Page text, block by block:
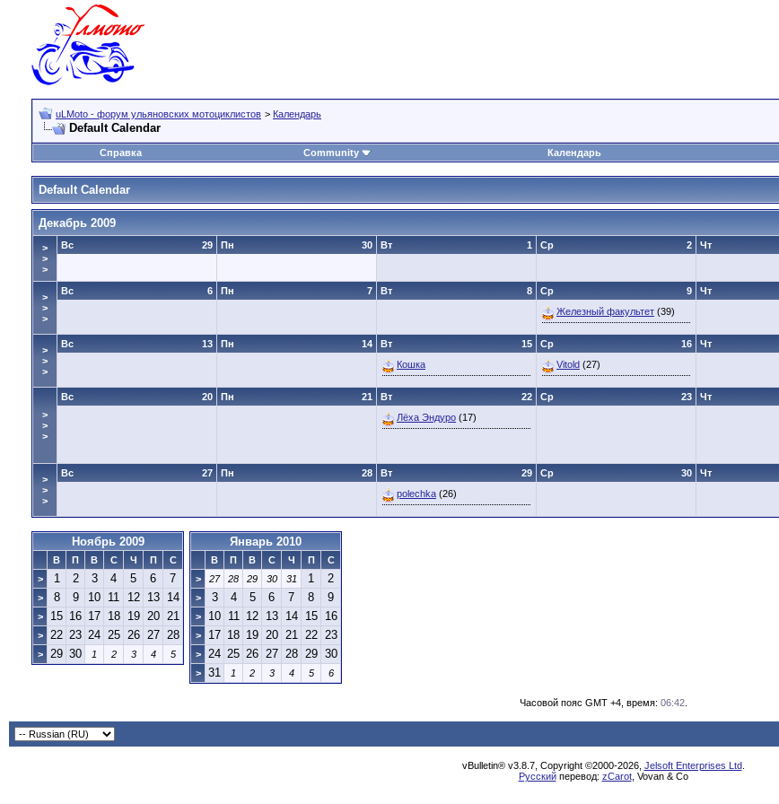
uLMoto - форум ульяновских мотоциклистов > Календарь
Default Calendar
Справка
Community Календарь
Default Calendar
Декабрь 2009
>
>
>
29
Вс 30
Пн 1
Вт 2
Ср Чт
>
>
>
6
Вс 7
Пн 8
Вт 9
Ср
Железный факультет (39)
Чт
>
>
>
13
Вс 14
Пн 15
Вт
Кошка
16
Ср
Vitold (27)
Чт
>
>
>
20
Вс 21
Пн 22
Вт
Лёха Эндуро (17)
23
Ср Чт
>
>
>
27
Вс 28
Пн 29
Вт
polechka (26)
30
Ср Чт
Ноябрь 2009
В П В С Ч П
С
>
1 2 3 4 5 6 7
> 8 9 10 11 12 13 14
> 15 16 17 18 19 20 21
> 22 23 24 25 26 27 28
> 29 30 1 2 3 4 5
Январь 2010
В П В С Ч П
С
>
27 28 29 30 31 1 2
> 3 4 5 6 7 8 9
> 10 11 12 13 14 15 16
> 17 18 19 20 21 22 23
> 24 25 26 27 28 29 30
> 31 1 2 3 4 5 6
Часовой пояс GMT +4, время: 06:42.
vBulletin® v3.8.7, Copyright ©2000-2026, Jelsoft Enterprises Ltd.
Русскийперевод: zCarot, Vovan & Co